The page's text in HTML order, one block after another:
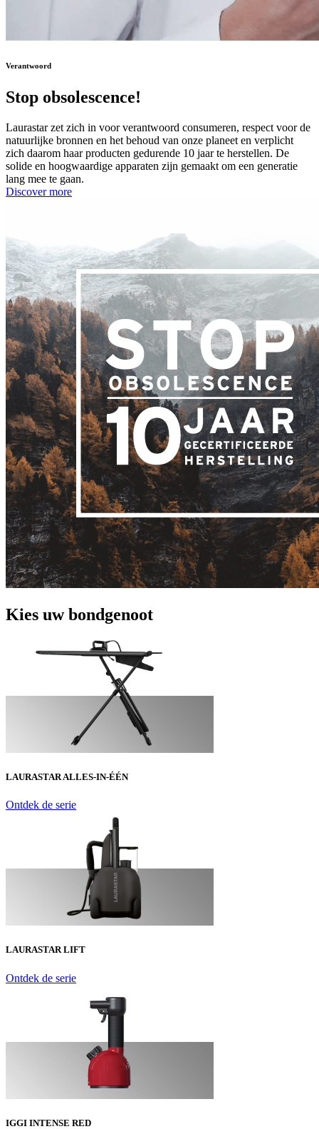
Verantwoord
Stop obsolescence!
Laurastar zet zich in voor verantwoord consumeren, respect voor de
natuurlijke bronnen en het behoud van onze planeet en verplicht
zich daarom haar producten gedurende 10 jaar te herstellen. De
solide en hoogwaardige apparaten zijn gemaakt om een generatie
lang mee te gaan.
Discover more
Kies uw bondgenoot
LAURASTAR ALLES-IN-ÉÉN
Ontdek de serie
LAURASTAR LIFT
Ontdek de serie
IGGI INTENSE RED